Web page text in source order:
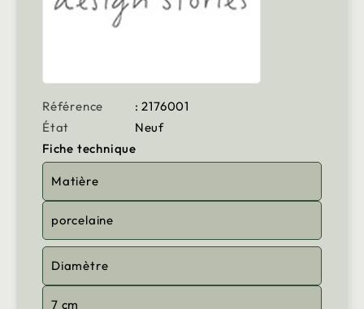
Référence
: 2176001
État
Neuf
Fiche technique
Matière
porcelaine
Diamètre
7 cm